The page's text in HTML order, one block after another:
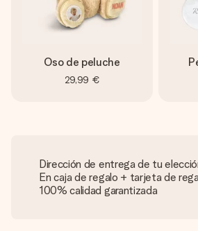
Oso de peluche
29,99 €
Dirección de entrega de tu
En caja de regalo + tarjeta de
100% calidad garantizada